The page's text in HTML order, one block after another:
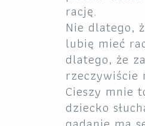
rację.
Nie dlatego,
lubię mieć
dlatego, że
rzeczywiście
Cieszy mnie
dziecko